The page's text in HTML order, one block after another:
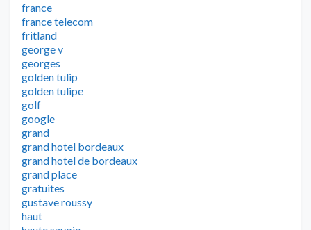
france
france telecom
fritland
george v
georges
golden tulip
golden tulipe
golf
google
grand
grand hotel bordeaux
grand hotel de bordeaux
grand place
gratuites
gustave roussy
haut